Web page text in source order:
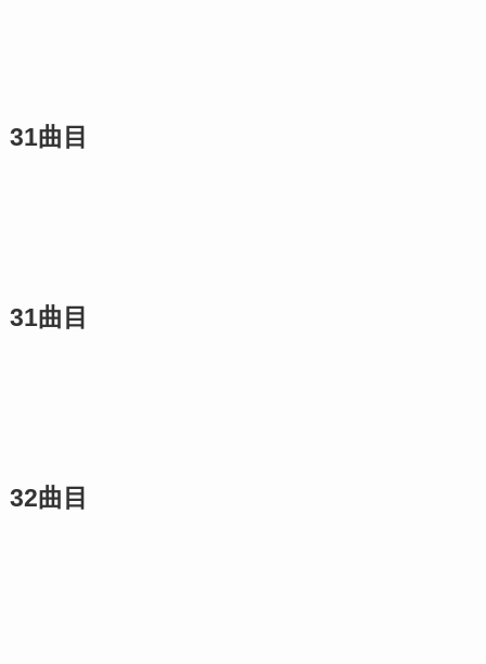
31曲目
31曲目
32曲目